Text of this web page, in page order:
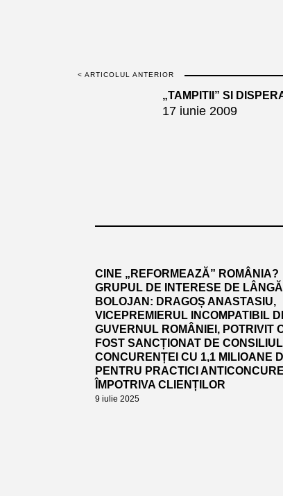
< ARTICOLUL ANTERIOR
„TAMPITII” SI
17 iunie 2009
CINE „REFORMEAZĂ” ROMÂNIA?
GRUPUL DE INTERESE DE LÂNGĂ
BOLOJAN: DRAGOȘ ANASTASIU,
VICEPREMIERUL INCOMPATIBIL
GUVERNUL ROMÂNIEI, POTRIVIT
FOST SANCȚIONAT DE CONSILIUL
CONCURENȚEI CU 1,1 MILIOANE
PENTRU PRACTICI
ÎMPOTRIVA CLIENȚILOR
9 iulie 2025